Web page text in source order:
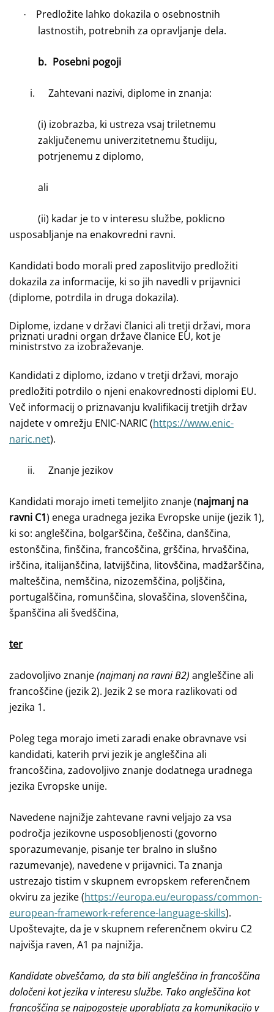
·
Predložite lahko dokazila o osebnostnih
lastnostih, potrebnih za opravljanje dela.
b. Posebni pogoji
i. Zahtevani nazivi, diplome in znanja:
(i) izobrazba, ki ustreza vsaj triletnemu
zaključenemu univerzitetnemu študiju,
potrjenemu z diplomo,
ali
(ii) kadar je to v interesu službe, poklicno
usposabljanje na enakovredni ravni.
Kandidati bodo morali pred zaposlitvijo predložiti
dokazila za informacije, ki so jih navedli v prijavnici
(diplome, potrdila in druga dokazila).
Diplome, izdane v državi članici ali tretji državi, mora
priznati uradni organ države članice EU, kot je
ministrstvo za izobraževanje.
Kandidati z diplomo, izdano v tretji državi, morajo
predložiti potrdilo o njeni enakovrednosti diplomi EU.
Več informacij o priznavanju kvalifikacij tretjih držav
najdete v omrežju ENIC-NARIC (https://www.enic-
naric.net).
ii. Znanje jezikov
Kandidati morajo imeti temeljito znanje (najmanj na
ravni C1) enega uradnega jezika Evropske unije (jezik 1),
ki so: angleščina, bolgarščina, češčina, danščina,
estonščina, finščina, francoščina, grščina, hrvaščina,
irščina, italijanščina, latvijščina, litovščina, madžarščina,
malteščina, nemščina, nizozemščina, poljščina,
portugalščina, romunščina, slovaščina, slovenščina,
španščina ali švedščina,
ter
zadovoljivo znanje(najmanj na ravni B2) angleščine ali
francoščine (jezik 2). Jezik 2 se mora razlikovati od
jezika 1.
Poleg tega morajo imeti zaradi enake obravnave vsi
kandidati, katerih prvi jezik je angleščina ali
francoščina, zadovoljivo znanje dodatnega uradnega
jezika Evropske unije.
Navedene najnižje zahtevane ravni veljajo za vsa
področja jezikovne usposobljenosti (govorno
sporazumevanje, pisanje ter bralno in slušno
razumevanje), navedene v prijavnici. Ta znanja
ustrezajo tistim v skupnem evropskem referenčnem
okviru za jezike (https://europa.eu/europass/common-
european-framework-reference-language-skills).
Upoštevajte, da je v skupnem referenčnem okviru C2
najvišja raven, A1 pa najnižja.
Kandidate obveščamo, da sta bili angleščina in francoščina
določeni kot jezika v interesu službe. Tako angleščina kot
francoščina se najpogosteje uporabljata za komunikacijo v